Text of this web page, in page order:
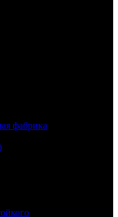
фабрика